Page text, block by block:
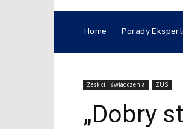
Home Porady
Zasiłki i świadczenia ZUS
„Dobry